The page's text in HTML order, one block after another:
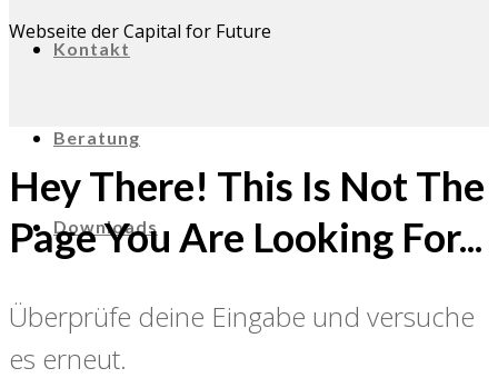
Webseite der Capital for Future
Kontakt
Beratung
Downloads
Hey There! This Is Not The
Page You Are Looking For...
Überprüfe deine Eingabe und versuche
es erneut.